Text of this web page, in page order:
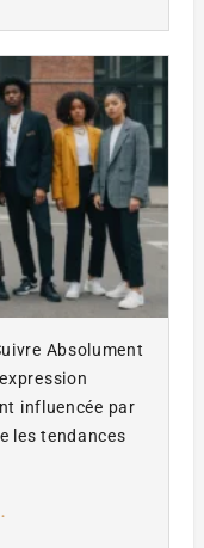
Absolument
influencée par
les tendances